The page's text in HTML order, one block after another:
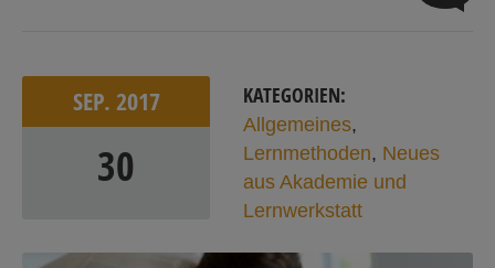
SEP. 2017
30
KATEGORIEN:
Allgemeines,
Lernmethoden, Neues
aus Akademie und
Lernwerkstatt